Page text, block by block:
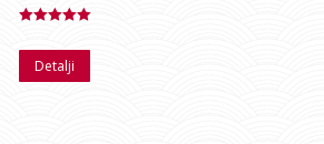
sa5.00od
Detalji